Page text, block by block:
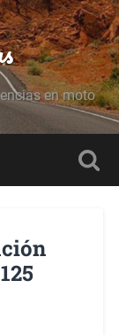
en moto